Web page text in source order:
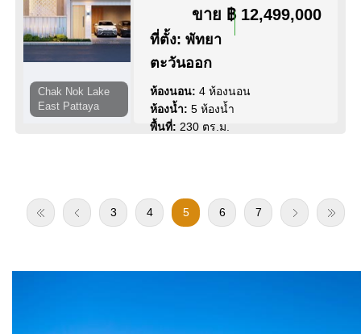
Chak Nok Lake
East Pattaya
ขาย ฿ 12,499,000
ที่ตั้ง: พัทยา
ตะวันออก
ห้องนอน: 4 ห้องนอน
ห้องน้ำ: 5 ห้องน้ำ
พื้นที่: 230 ตร.ม.
วิว:
วิว สระว่ายน้ำ
3 4 5 6 7